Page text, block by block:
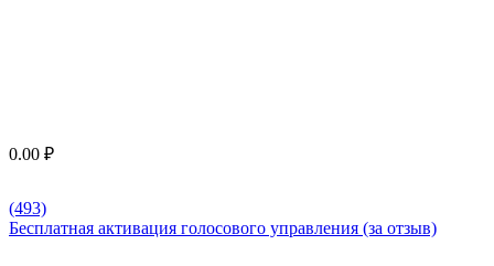
0.00 ₽
(493)
Бесплатная активация голосового управления (за отзыв)